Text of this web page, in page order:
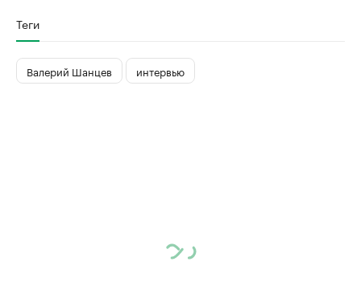
Теги
Валерий Шанцев интервью